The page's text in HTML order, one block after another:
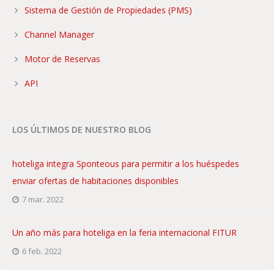
Sistema de Gestión de Propiedades (PMS)
Channel Manager
Motor de Reservas
API
LOS ÚLTIMOS DE NUESTRO BLOG
hoteliga integra Sponteous para permitir a los huéspedes
enviar ofertas de habitaciones disponibles
7 mar. 2022
Un año más para hoteliga en la feria internacional FITUR
6 feb. 2022